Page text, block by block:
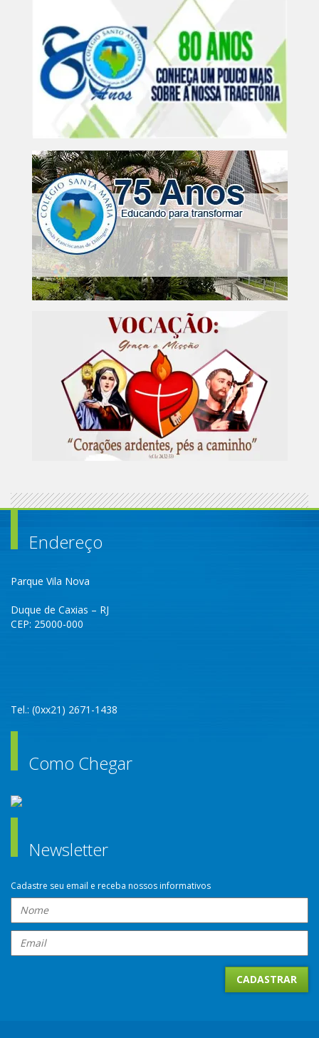
Endereço
Parque Vila Nova
Duque de Caxias – RJ
CEP: 25000-000
Tel.: (0xx21) 2671-1438
Como Chegar
Newsletter
Cadastre seu email e receba nossos informativos